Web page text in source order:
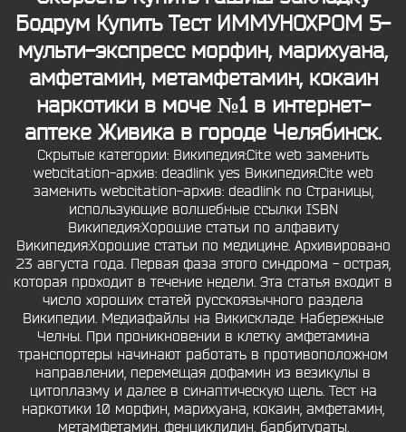
Бодрум Купить Тест ИММУНОХРОМ 5-
мульти-экспресс морфин, марихуана,
амфетамин, метамфетамин, кокаин
наркотики в моче №1 в интернет-
аптеке Живика в городе Челябинск.
Скрытые категории: Википедия:Cite web заменить
webcitation-архив: deadlink yes Википедия:Cite web
заменить webcitation-архив: deadlink no Страницы,
использующие волшебные ссылки ISBN
Википедия:Хорошие статьи по алфавиту
Википедия:Хорошие статьи по медицине. Архивировано
23 августа года. Первая фаза этого синдрома - острая,
которая проходит в течение недели. Эта статья входит в
число хороших статей русскоязычного раздела
Википедии. Медиафайлы на Викискладе. Набережные
Челны. При проникновении в клетку амфетамина
транспортеры начинают работать в противоположном
направлении, перемещая дофамин из везикулы в
цитоплазму и далее в синаптическую щель. Тест на
наркотики 10 морфин, марихуана, кокаин, амфетамин,
метамфетамин, фенциклидин, барбитураты,